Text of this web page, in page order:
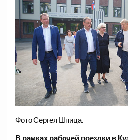
Фото Сергея Шпица.
В рамках рабочей поездки в